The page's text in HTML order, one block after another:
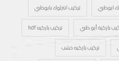
ابوظبي
تركيب انترلوك بابوظبي
باركية أبو ظبي
تركيب باركيه hdf
تركيب باركيه خشب